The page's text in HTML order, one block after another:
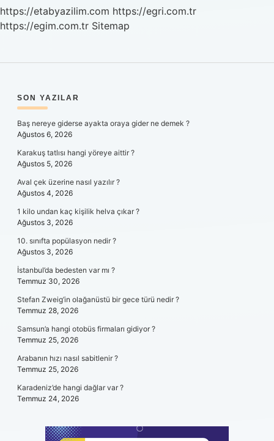
https://etabyazilim.com https://egri.com.tr
https://egim.com.tr Sitemap
SIDEBAR
SON YAZILAR
Baş nereye giderse ayakta oraya gider ne demek ?
Ağustos 6, 2026
Karakuş tatlısı hangi yöreye aittir ?
Ağustos 5, 2026
Aval çek üzerine nasıl yazılır ?
Ağustos 4, 2026
1 kilo undan kaç kişilik helva çıkar ?
Ağustos 3, 2026
10. sınıfta popülasyon nedir ?
Ağustos 3, 2026
İstanbul’da bedesten var mı ?
Temmuz 30, 2026
Stefan Zweig’in olağanüstü bir gece türü nedir ?
Temmuz 28, 2026
Samsun’a hangi otobüs firmaları gidiyor ?
Temmuz 25, 2026
Arabanın hızı nasıl sabitlenir ?
Temmuz 25, 2026
Karadeniz’de hangi dağlar var ?
Temmuz 24, 2026